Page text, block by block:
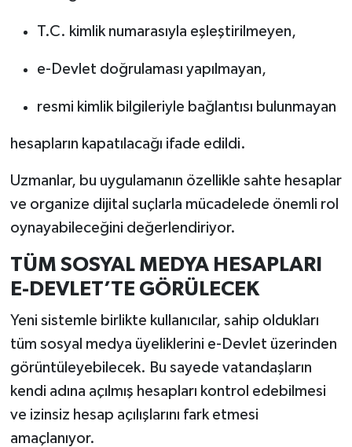
T.C. kimlik numarasıyla eşleştirilmeyen,
e-Devlet doğrulaması yapılmayan,
resmi kimlik bilgileriyle bağlantısı bulunmayan
hesapların kapatılacağı ifade edildi.
Uzmanlar, bu uygulamanın özellikle sahte hesaplar
ve organize dijital suçlarla mücadelede önemli rol
oynayabileceğini değerlendiriyor.
TÜM SOSYAL MEDYA HESAPLARI
E-DEVLET’TE GÖRÜLECEK
Yeni sistemle birlikte kullanıcılar, sahip oldukları
tüm sosyal medya üyeliklerini e-Devlet üzerinden
görüntüleyebilecek. Bu sayede vatandaşların
kendi adına açılmış hesapları kontrol edebilmesi
ve izinsiz hesap açılışlarını fark etmesi
amaçlanıyor.